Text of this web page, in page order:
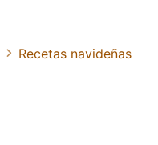
Recetas navideñas